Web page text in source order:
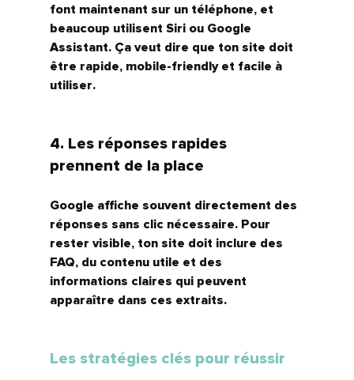
font maintenant sur un téléphone, et
beaucoup utilisent Siri ou Google
Assistant. Ça veut dire que ton site doit
être rapide, mobile-friendly et facile à
utiliser.
4. Les réponses rapides
prennent de la place
Google affiche souvent directement des
réponses sans clic nécessaire. Pour
rester visible, ton site doit inclure des
FAQ, du contenu utile et des
informations claires qui peuvent
apparaître dans ces extraits.
Les stratégies clés pour réussir